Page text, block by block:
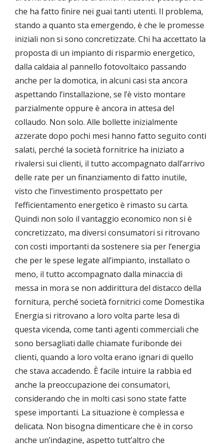
che ha fatto finire nei guai tanti utenti. Il problema,
stando a quanto sta emergendo, è che le promesse
iniziali non si sono concretizzate. Chi ha accettato la
proposta di un impianto di risparmio energetico,
dalla caldaia al pannello fotovoltaico passando
anche per la domotica, in alcuni casi sta ancora
aspettando l’installazione, se l’è visto montare
parzialmente oppure è ancora in attesa del
collaudo. Non solo. Alle bollette inizialmente
azzerate dopo pochi mesi hanno fatto seguito conti
salati, perché la società fornitrice ha iniziato a
rivalersi sui clienti, il tutto accompagnato dall’arrivo
delle rate per un finanziamento di fatto inutile,
visto che l’investimento prospettato per
l’efficientamento energetico è rimasto su carta.
Quindi non solo il vantaggio economico non si è
concretizzato, ma diversi consumatori si ritrovano
con costi importanti da sostenere sia per l’energia
che per le spese legate all’impianto, installato o
meno, il tutto accompagnato dalla minaccia di
messa in mora se non addirittura del distacco della
fornitura, perché società fornitrici come Domestika
Energia si ritrovano a loro volta parte lesa di
questa vicenda, come tanti agenti commerciali che
sono bersagliati dalle chiamate furibonde dei
clienti, quando a loro volta erano ignari di quello
che stava accadendo. È facile intuire la rabbia ed
anche la preoccupazione dei consumatori,
considerando che in molti casi sono state fatte
spese importanti. La situazione è complessa e
delicata. Non bisogna dimenticare che è in corso
anche un’indagine, aspetto tutt’altro che